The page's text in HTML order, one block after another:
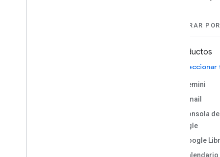
FILTRAR POR
Productos
Gemini
Gmail
Consola
Google
Google